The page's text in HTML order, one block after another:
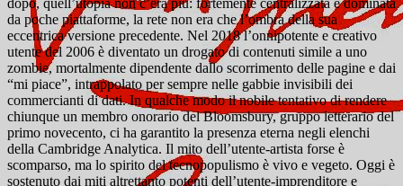
da poche piattaforme, la rete non era che l’ombra della sua
eccentrica versione precedente. Nel 2018 l’onnipotente e creativo
utente del 2006 è diventato un drogato di contenuti simile a uno
zombie, mortalmente dipendente dallo scorrimento delle pagine e dai
“mi piace”, intrappolato per sempre nelle gabbie invisibili dei
commercianti di dati. In qualche modo il nobile tentativo di rendere
chiunque un membro onorario del Bloomsbury, gruppo letterario del
primo novecento, ci ha garantito la presenza eterna negli elenchi
della Cambridge Analytica. Il mito dell’utente-artista forse è
scomparso, ma lo spirito del tecnopopulismo è vivo e vegeto. Oggi è
sostenuto dai miti altrettanto potenti dell’utente-imprenditore e